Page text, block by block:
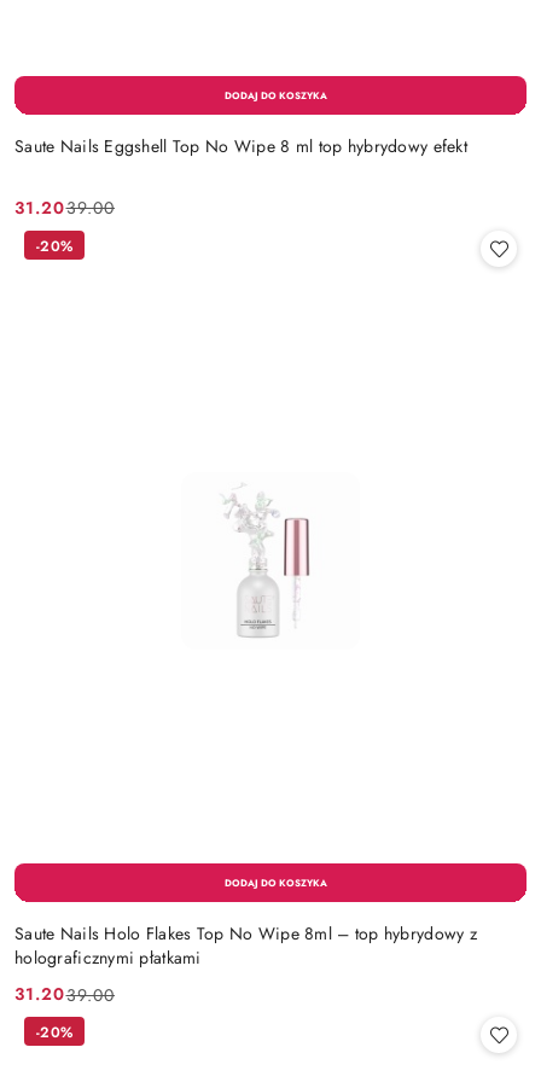
Saute Nails Eggshell Top No Wipe 8 ml top hybrydowy efekt
Cena
promocyjna:
31.20
Cena
przed
39.00
Saute Nails Holo Flakes Top No Wipe 8ml – top hybrydowy z
holograficznymi płatkami
Cena
promocyjna:
31.20
Cena
przed
39.00
-20%
-20%